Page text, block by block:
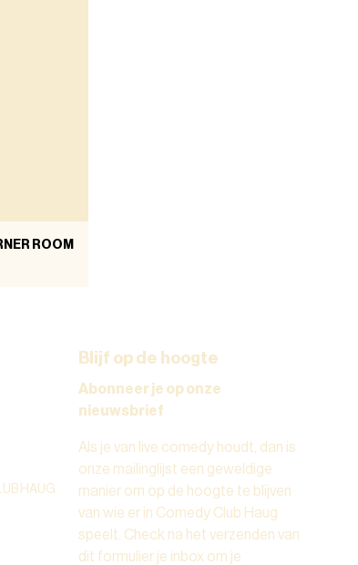
ROOM
HAUG
Blijf op de hoogte
Abonneer je op onze
nieuwsbrief
Als je van live comedy houdt, dan is
onze mailinglijst een geweldige
manier om op de hoogte te blijven
van wie er in Comedy Club Haug
speelt. Check na het verzenden van
dit formulier je inbox om je